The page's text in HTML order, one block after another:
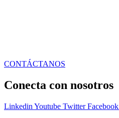
CONTÁCTANOS
Conecta con nosotros
Linkedin Youtube Twitter Facebook